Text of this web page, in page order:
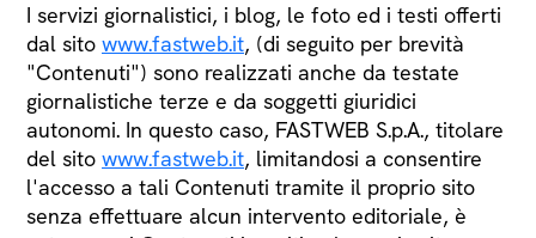
I servizi giornalistici, i blog, le foto ed i testi offerti
dal sito www.fastweb.it, (di seguito per brevità
"Contenuti") sono realizzati anche da testate
giornalistiche terze e da soggetti giuridici
autonomi. In questo caso, FASTWEB S.p.A., titolare
del sito www.fastweb.it, limitandosi a consentire
l'accesso a tali Contenuti tramite il proprio sito
senza effettuare alcun intervento editoriale, è